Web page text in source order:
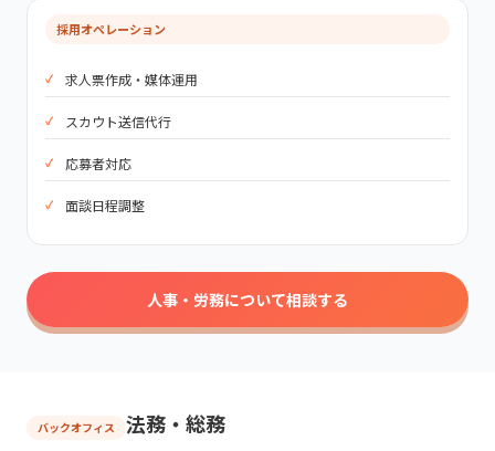
採用オペレーション
求人票作成・媒体運用
スカウト送信代行
応募者対応
面談日程調整
人事・労務について相談する
バックオフィス 法務・総務